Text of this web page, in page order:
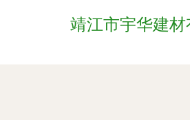
靖江市宇华建材